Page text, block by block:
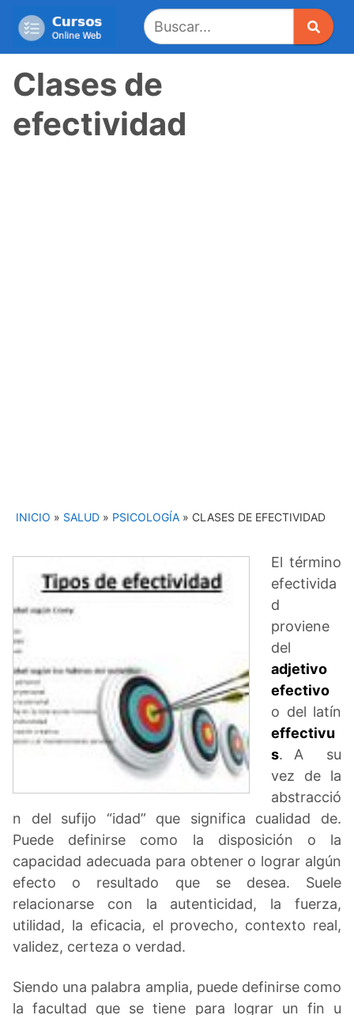
Clases de
efectividad
INICIO » SALUD » PSICOLOGÍA » CLASES DE EFECTIVIDAD
El término
efectivida
d
proviene
del
adjetivo
efectivo
o del latín
effectivu
s. A su
vez de la
abstracció
n del sufijo “idad” que significa cualidad de.
Puede definirse como la disposición o la
capacidad adecuada para obtener o lograr algún
efecto o resultado que se desea. Suele
relacionarse con la autenticidad, la fuerza,
utilidad, la eficacia, el provecho, contexto real,
validez, certeza o verdad.
Siendo una palabra amplia, puede definirse como
la facultad que se tiene para lograr un fin u